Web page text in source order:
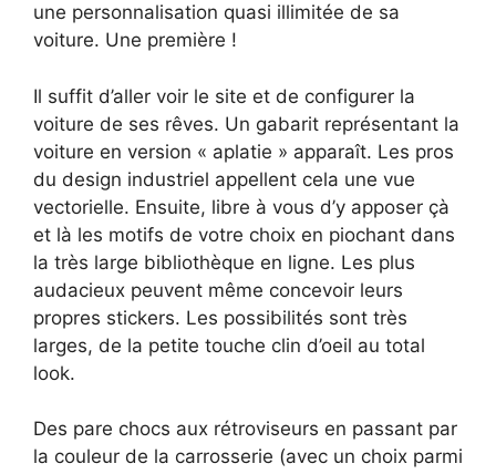
une personnalisation quasi illimitée de sa
voiture. Une première !
Il suffit d’aller voir le site et de configurer la
voiture de ses rêves. Un gabarit représentant la
voiture en version « aplatie » apparaît. Les pros
du design industriel appellent cela une vue
vectorielle. Ensuite, libre à vous d’y apposer çà
et là les motifs de votre choix en piochant dans
la très large bibliothèque en ligne. Les plus
audacieux peuvent même concevoir leurs
propres stickers. Les possibilités sont très
larges, de la petite touche clin d’oeil au total
look.
Des pare chocs aux rétroviseurs en passant par
la couleur de la carrosserie (avec un choix parmi